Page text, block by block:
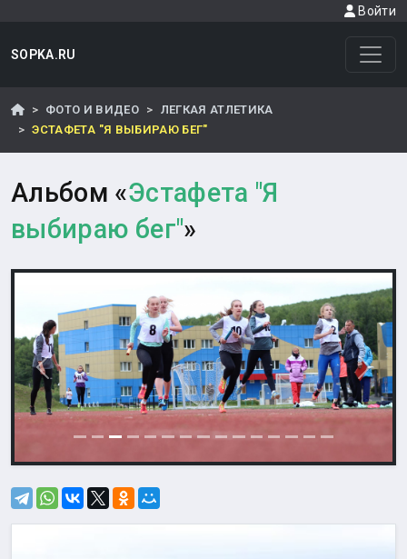
Войти
SOPKA.RU
ФОТО И ВИДЕО
ЛЕГКАЯ АТЛЕТИКА
ЭСТАФЕТА "Я ВЫБИРАЮ БЕГ"
Альбом «Эстафета "Я
выбираю бег"»
Назад